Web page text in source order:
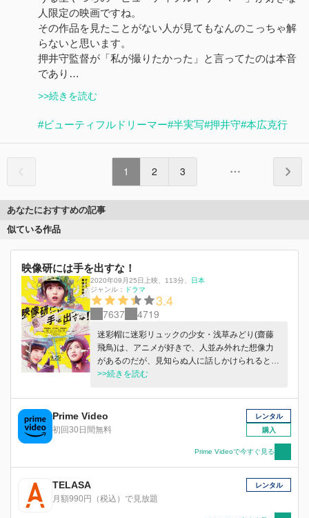
人限定の映画ですね。
その作品を見たことがない人が見てもなんのこっちゃ解
らないと思います。
押井守監督が「私が撮りたかった」と言ってたのは本音
であり…
>>続きを読む
#ビューティフルドリーマー#半実写#押井守#本広克行
1 2 3
あなたにおすすめの記事
似ている作品
映像研には手を出すな！
2020年09月25日上映 113分
日本
ジャンル：
ドラマ
3.4
7637 4719
迷彩帽に迷彩リュックの少女・浅草みどり(齋藤
飛鳥)は、アニメが好きで、人並み外れた想像力
があるのだが、見知らぬ人に話しかけられると卒
倒してしまうほどの極度の人見知り。浅草の中学
脚、金儲けに異常な執着を見せるタイプだ。2人
が入学した芝浜高校は、413の部活動と72の研究
会およびそれに類する学生組織がある、一言でい
えばカオスな高校。この部活動および学生組織を
束ねているのが大・生徒会。道頓堀透(小西桜
子)、ソワンデ(グレイス・エマ)、阿島(福本莉
子)、王(松﨑亮)が幹部として運営を司っている。
そんな芝浜高校で、浅草と金森はカリスマ読者モ
デルの水崎ツバメ(山下美月)と出会う。ツバメも
>>続きを読む
Prime Video
初回30日間無料
レンタル
購入
Prime Videoで今すぐ見る
TELASA
月額990円（税込）で見放題
レンタル